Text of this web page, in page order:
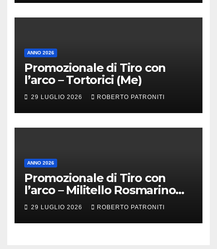
ANNO 2026
Promozionale di Tiro con
l’arco – Tortorici (Me)
29 LUGLIO 2026 ROBERTO PATRONITI
ANNO 2026
Promozionale di Tiro con
l’arco – Militello Rosmarino
(Me)
29 LUGLIO 2026 ROBERTO PATRONITI